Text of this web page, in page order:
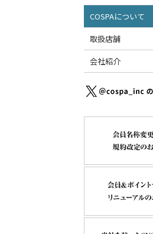
COSPAについて
取扱店舗
会社紹介